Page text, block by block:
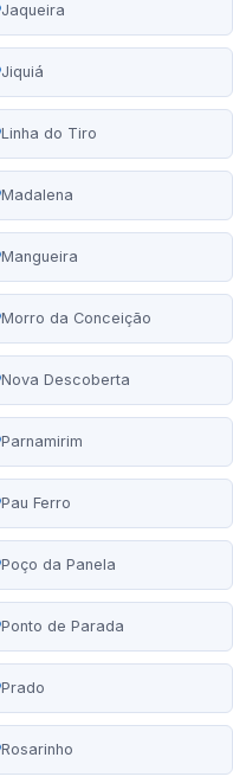
Jaqueira
Jiquiá
Linha do Tiro
Madalena
Mangueira
Morro da Conceição
Nova Descoberta
Parnamirim
Pau Ferro
Poço da Panela
Ponto de Parada
Prado
Rosarinho